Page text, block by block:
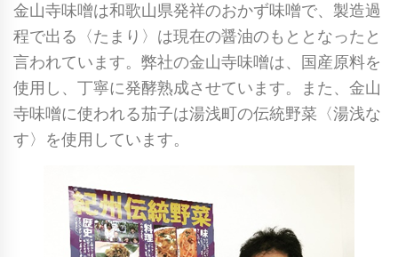
金山寺味噌は和歌山県発祥のおかず味噌で、製造過
程で出る〈たまり〉は現在の醤油のもととなったと
言われています。弊社の金山寺味噌は、国産原料を
使用し、丁寧に発酵熟成させています。また、金山
寺味噌に使われる茄子は湯浅町の伝統野菜〈湯浅な
す〉を使用しています。